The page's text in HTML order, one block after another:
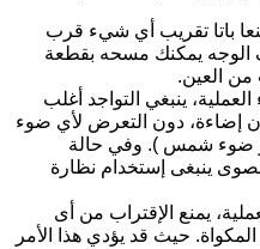
منعا باتا تقريب أي شيء قرب
الوجه يمكنك مسحه بقطعة
العين.
ينبغي التواجد أغلب
دون التعرض لأي ضوء
ضوء شمس ). وفي حالة
ينبغى إستخدام نظارة
يمنع الإقتراب من أى
حيث قد يؤدي هذا الأمر